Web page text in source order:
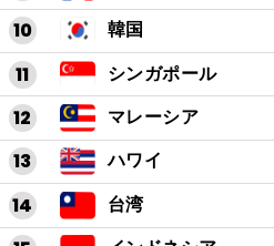
韓国
シンガポール
マレーシア
ハワイ
台湾